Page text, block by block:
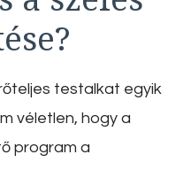
testalkat egyik
véletlen, hogy a
program a